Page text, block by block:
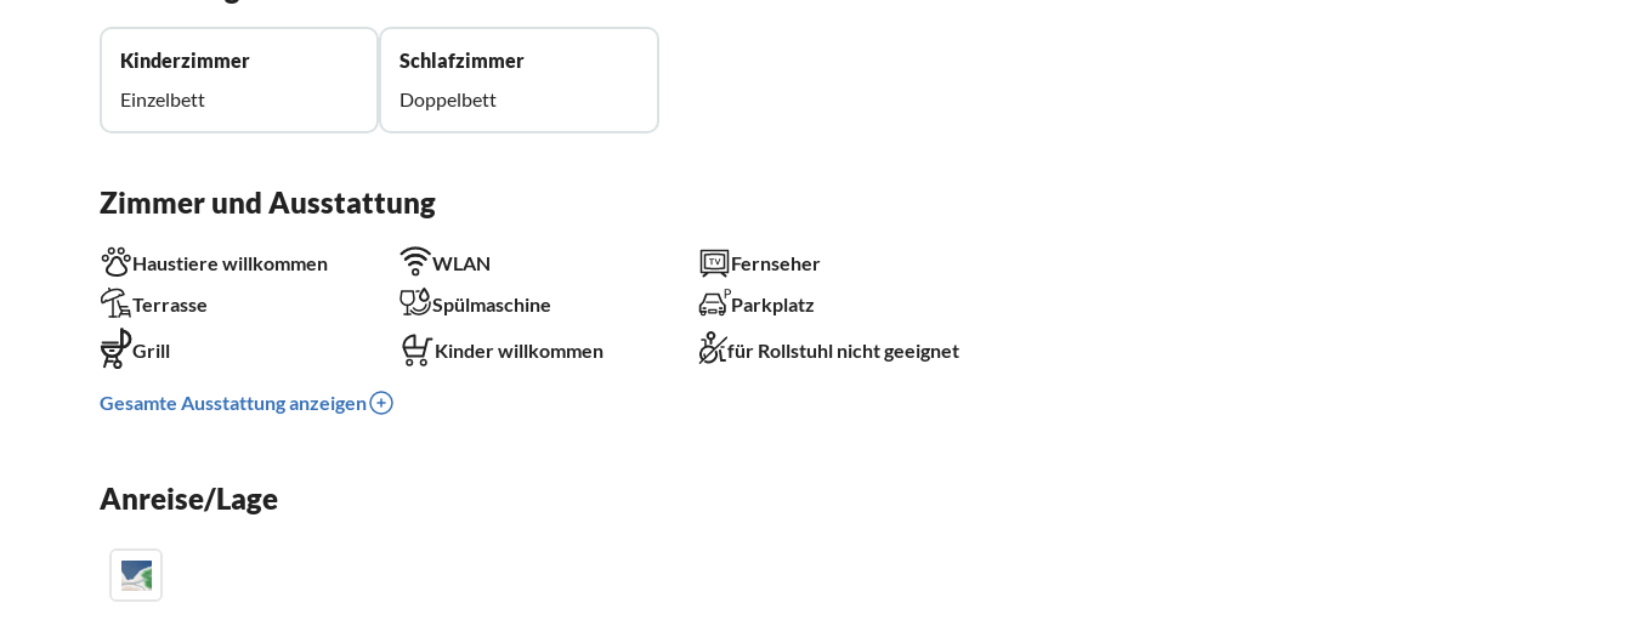
Kinderzimmer
Einzelbett
Schlafzimmer
Doppelbett
Zimmer und Ausstattung
Haustiere willkommen WLAN
Fernseher
Terrasse
Spülmaschine
Parkplatz
Grill
Kinder willkommen für Rollstuhl nicht geeignet
Gesamte Ausstattung anzeigen
Anreise/Lage